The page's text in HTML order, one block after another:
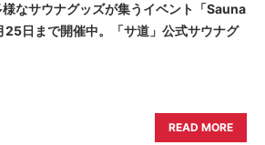
様なサウナグッズが集うイベント「Sauna
日まで開催中。「サ道」公式サウナグ
READ MORE